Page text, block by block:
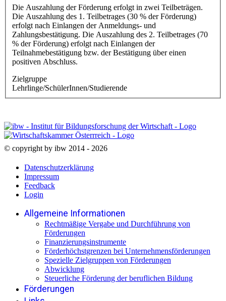
Die Auszahlung der Förderung erfolgt in zwei Teilbeträgen.
Die Auszahlung des 1. Teilbetrages (30 % der Förderung)
erfolgt nach Einlangen der Anmeldungs- und
Zahlungsbestätigung. Die Auszahlung des 2. Teilbetrages (70
% der Förderung) erfolgt nach Einlangen der
Teilnahmebestätigung bzw. der Bestätigung über einen
positiven Abschluss.
Zielgruppe
Lehrlinge/SchülerInnen/Studierende
© copyright by ibw 2014 - 2026
Datenschutzerklärung
Impressum
Feedback
Login
Allgemeine Informationen
Rechtmäßige Vergabe und Durchführung von
Förderungen
Finanzierungsinstrumente
Förderhöchstgrenzen bei Unternehmensförderungen
Spezielle Zielgruppen von Förderungen
Abwicklung
Steuerliche Förderung der beruflichen Bildung
Förderungen